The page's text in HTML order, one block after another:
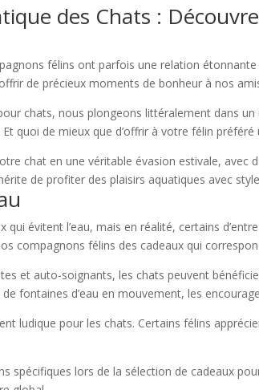
des Chats :
félins ont parfois une relation
de précieux moments de bonheur à nos
chats, nous plongeons littéralement dans
quoi de mieux que d’offrir à votre félin
chat en une véritable évasion estivale, avec
de profiter des plaisirs aquatiques avec
évitent l’eau, mais en réalité, certains
compagnons félins des cadeaux qui
et auto-soignants, les chats peuvent
fontaines d’eau en mouvement, les
ludique pour les chats. Certains félins
spécifiques lors de la sélection de cadeaux